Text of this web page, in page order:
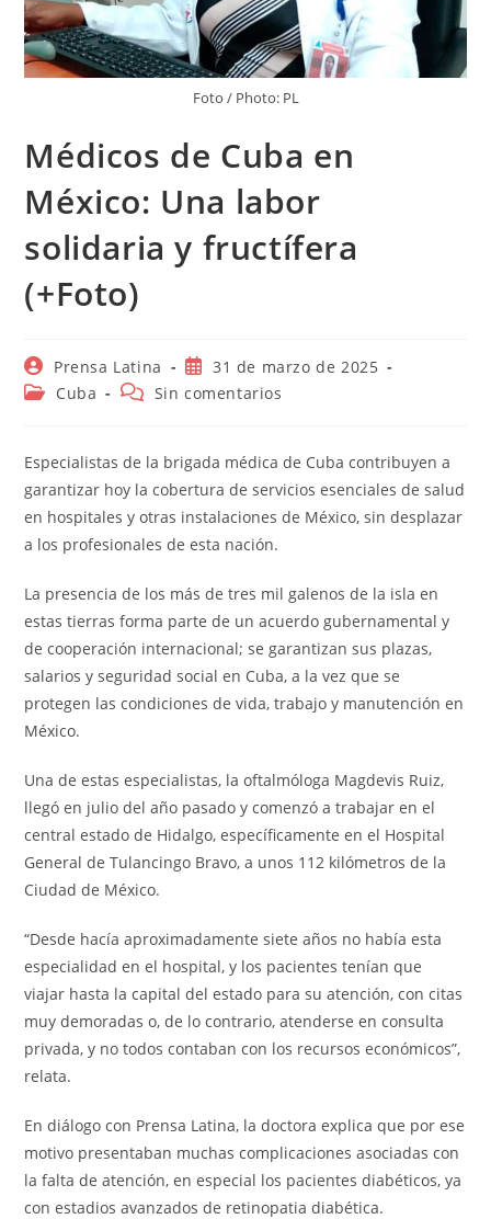
Foto / Photo: PL
Médicos de Cuba en
México: Una labor
solidaria y fructífera
(+Foto)
Autor
de
la
Prensa Latina
Publicación
de
31 de marzo de 2025
Categoría
entrada:
Cuba
Comentarios
entrada:
Sin comentarios
Especialistas de la brigada médica de Cuba contribuyen a
garantizar hoy la cobertura de servicios esenciales de salud
en hospitales y otras instalaciones de México, sin desplazar
a los profesionales de esta nación.
La presencia de los más de tres mil galenos de la isla en
estas tierras forma parte de un acuerdo gubernamental y
de cooperación internacional; se garantizan sus plazas,
salarios y seguridad social en Cuba, a la vez que se
protegen las condiciones de vida, trabajo y manutención en
México.
Una de estas especialistas, la oftalmóloga Magdevis Ruiz,
llegó en julio del año pasado y comenzó a trabajar en el
central estado de Hidalgo, específicamente en el Hospital
General de Tulancingo Bravo, a unos 112 kilómetros de la
Ciudad de México.
“Desde hacía aproximadamente siete años no había esta
especialidad en el hospital, y los pacientes tenían que
viajar hasta la capital del estado para su atención, con citas
muy demoradas o, de lo contrario, atenderse en consulta
privada, y no todos contaban con los recursos económicos”,
relata.
En diálogo con Prensa Latina, la doctora explica que por ese
motivo presentaban muchas complicaciones asociadas con
la falta de atención, en especial los pacientes diabéticos, ya
con estadios avanzados de retinopatia diabética.